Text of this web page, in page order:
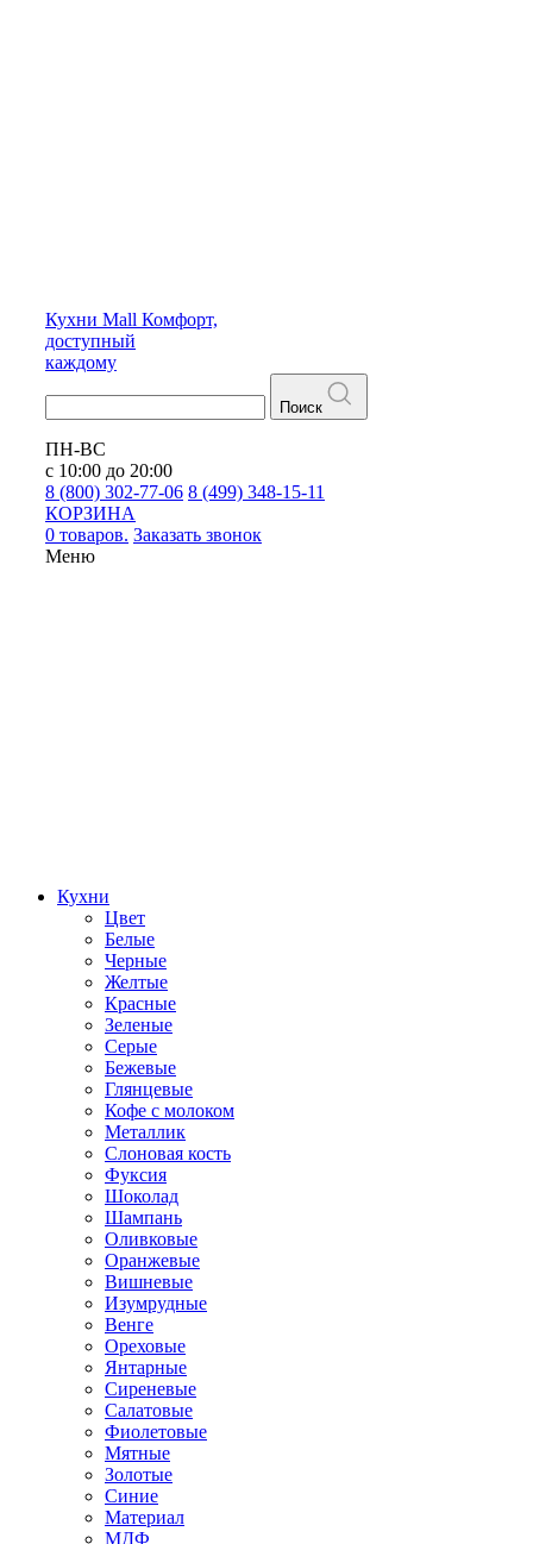
Кухни Mall Комфорт,
доступный
каждому
Поиск
ПН-ВС
с 10:00 до 20:00
8 (800) 302-77-06 8 (499) 348-15-11
КОРЗИНА
0 товаров. Заказать звонок
Меню
Кухни
Цвет
Белые
Черные
Желтые
Красные
Зеленые
Серые
Бежевые
Глянцевые
Кофе с молоком
Металлик
Слоновая кость
Фуксия
Шоколад
Шампань
Оливковые
Оранжевые
Вишневые
Изумрудные
Венге
Ореховые
Янтарные
Сиреневые
Салатовые
Фиолетовые
Мятные
Золотые
Синие
Материал
МДФ